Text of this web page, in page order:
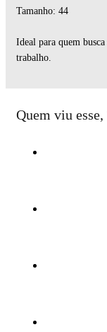
Tamanho: 44
Ideal para quem
trabalho.
Quem viu